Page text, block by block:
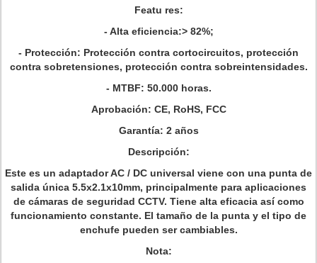
Featu res:
- Alta eficiencia:> 82%;
- Protección: Protección contra cortocircuitos, protección
contra sobretensiones, protección contra sobreintensidades.
- MTBF: 50.000 horas.
Aprobación: CE, RoHS, FCC
Garantía: 2 años
Descripción:
Este es un adaptador AC / DC universal viene con una punta de
salida única 5.5x2.1x10mm, principalmente para aplicaciones
de cámaras de seguridad CCTV. Tiene alta eficacia así como
funcionamiento constante. El tamaño de la punta y el tipo de
enchufe pueden ser cambiables.
Nota: